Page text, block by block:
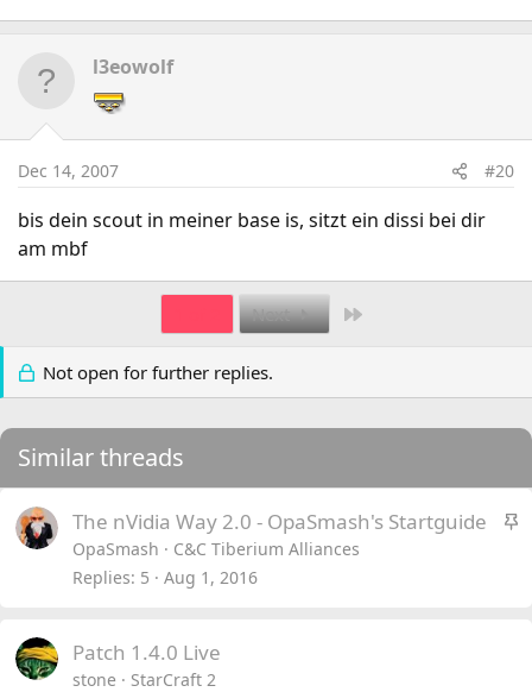
l3eowolf
Dec 14, 2007 #20
bis dein scout in meiner base is, sitzt ein dissi bei dir
am mbf
Next
Not open for further replies.
Similar threads
S
The nVidia Way 2.0 - OpaSmash's Startguide
OpaSmash
C&C Tiberium Alliances
Replies 5 Aug 1, 2016
Patch 1.4.0 Live
stone
StarCraft 2